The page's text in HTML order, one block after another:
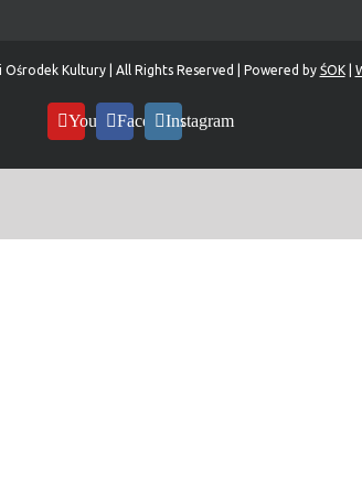
Kultury | All Rights Reserved | Powered by ŚOK|
YouTubeFacebookInstagram